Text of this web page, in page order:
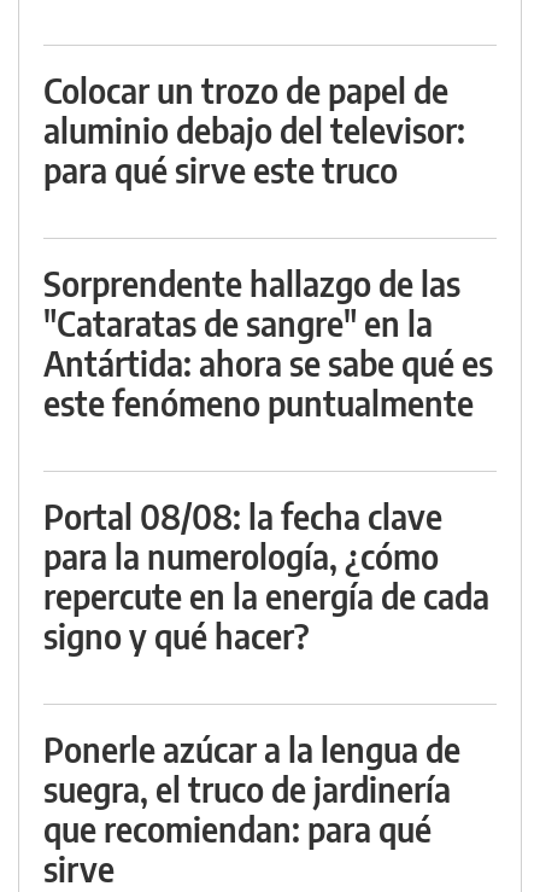
Colocar un trozo de papel de
aluminio debajo del televisor:
para qué sirve este truco
Sorprendente hallazgo de las
"Cataratas de sangre" en la
Antártida: ahora se sabe qué es
este fenómeno puntualmente
Portal 08/08: la fecha clave
para la numerología, ¿cómo
repercute en la energía de cada
signo y qué hacer?
Ponerle azúcar a la lengua de
suegra, el truco de jardinería
que recomiendan: para qué
sirve